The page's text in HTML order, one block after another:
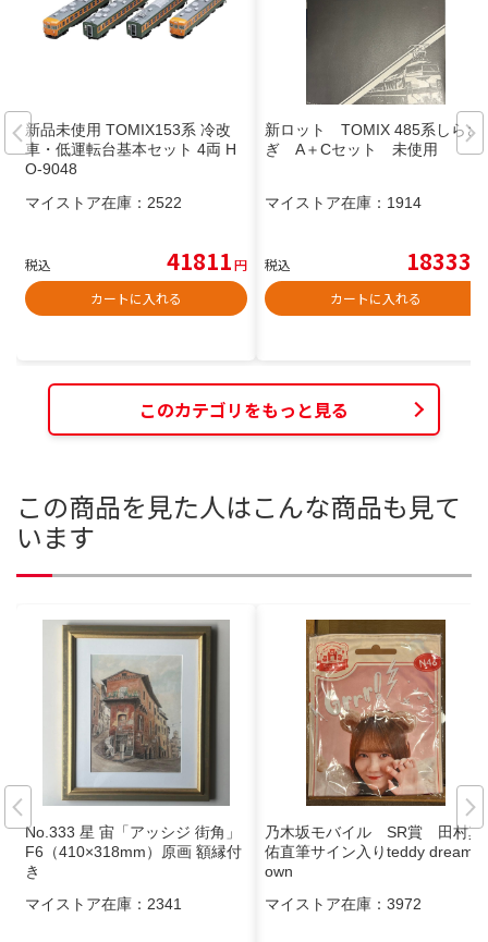
新品未使用 TOMIX153系 冷改
車・低運転台基本セット 4両 H
O-9048
マイストア在庫： 2522
税込 41811円
カートに入れる
新ロット TOMIX 485系しらさ
ぎ A＋Cセット 未使用
マイストア在庫： 1914
税込 18333
カートに入れる
このカテゴリをもっと見る
この商品を見た人はこんな商品も見て
います
No.333 星 宙「アッシジ 街角」
F6（410×318mm）原画 額縁付
き
マイストア在庫： 2341
乃木坂モバイル SR賞 田村真
佑直筆サイン入りteddy dream t
own
マイストア在庫： 3972